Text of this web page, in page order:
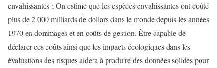
envahissantes ; On estime que les espèces envahissantes ont coûté
plus de 2 000 milliards de dollars dans le monde depuis les années
1970 en dommages et en coûts de gestion. Être capable de
déclarer ces coûts ainsi que les impacts écologiques dans les
évaluations des risques aidera à produire des données solides pour